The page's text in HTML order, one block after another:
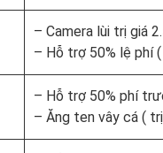
– Camera lùi trị giá
– Hỗ trợ 50% lệ phí
– Hỗ trợ 50% phí
– Ăng ten vây cá (